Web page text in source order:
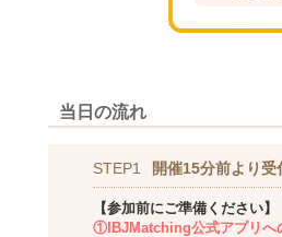
当日の流れ
STEP1 開催15分前より受
【参加前にご準備ください】
①IBJMatching公式アプリへ